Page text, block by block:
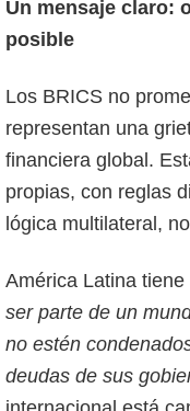
Un mensaje claro:
posible
Los BRICS no
representan una
financiera global.
propias, con reglas
lógica multilateral,
América Latina
ser parte de un
no estén
deudas de sus